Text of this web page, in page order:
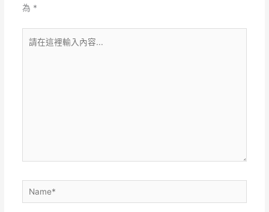
為 *
Name*